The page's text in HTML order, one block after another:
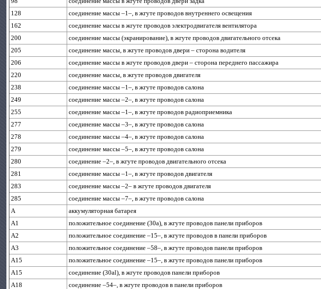
128
соединение массы –1–, в жгуте проводов внутреннего освещения
162
соединение массы в жгуте проводов электродвигателя вентилятора
200
соединение массы (экранирование), в жгуте проводов двигательного отсека
205
соединение массы, в жгуте проводов двери – сторона водителя
206
соединение массы в жгуте проводов двери – сторона переднего пассажира
220
соединение массы, в жгуте проводов двигателя
238
соединение массы –1–, в жгуте проводов салона
249
соединение массы –2–, в жгуте проводов салона
255
соединение массы –1–, в жгуте проводов радиоприемника
277
соединение массы –3–, в жгуте проводов салона
278
соединение массы –4–, в жгуте проводов салона
279
соединение массы –5–, в жгуте проводов салона
280
соединение –2–, в жгуте проводов двигательного отсека
281
соединение массы –1–, в жгуте проводов двигателя
283
соединение массы –2– в жгуте проводов двигателя
285
соединение массы –7–, в жгуте проводов салона
A
аккумуляторная батарея
A1
положительное соединение (30а), в жгуте проводов панели приборов
A2
положительное соединение –15–, в жгуте проводов в панели приборов
A3
положительное соединение –58–, в жгуте проводов панели приборов
A15
положительное соединение –15–, в жгуте проводов панели приборов
A15
соединение (30al), в жгуте проводов панели приборов
A18
соединение –54–, в жгуте проводов в панели приборов